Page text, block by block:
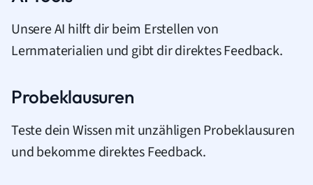
Unsere AI hilft dir beim Erstellen von
Lernmaterialien und gibt dir direktes Feedback.
Probeklausuren
Teste dein Wissen mit unzähligen Probeklausuren
und bekomme direktes Feedback.